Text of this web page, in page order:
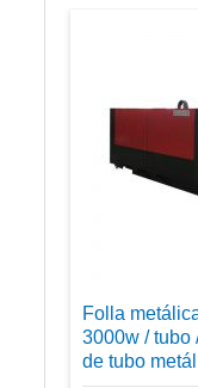
Folla
3000w / tubo
de tubo